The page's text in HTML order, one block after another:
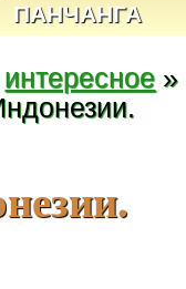
ПАНЧАНГА
интересное »